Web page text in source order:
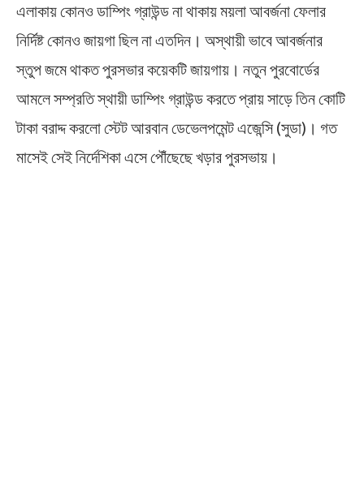
এলাকায় কোনও ডাম্পিং গ্রাউন্ড না থাকায় ময়লা আবর্জনা ফেলার
নির্দিষ্ট কোনও জায়গা ছিল না এতদিন। অস্থায়ী ভাবে আবর্জনার
স্তুপ জমে থাকত পুরসভার কয়েকটি জায়গায়। নতুন পুরবোর্ডের
আমলে সম্প্রতি স্থায়ী ডাম্পিং গ্রাউন্ড করতে প্রায় সাড়ে তিন কোটি
টাকা বরাদ্দ করলো স্টেট আরবান ডেভেলপমেন্ট এজেন্সি (সুডা)। গত
মাসেই সেই নির্দেশিকা এসে পৌঁছেছে খড়ার পুরসভায়।